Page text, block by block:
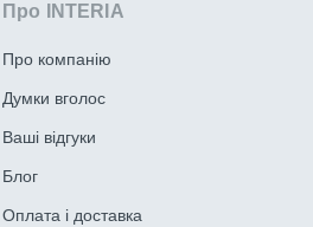
Про INTERIA
Про компанію
Думки вголос
Ваші відгуки
Блог
Оплата і доставка